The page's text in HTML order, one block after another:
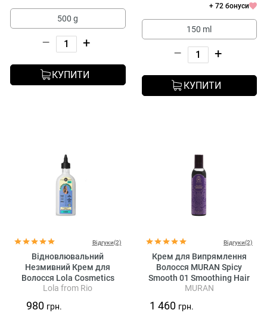
500 g
– +
КУПИТИ
+ 72 бонуси
150 ml
– +
КУПИТИ
Відгуки(2)
Відновлювальний
Незмивний Крем для
Волосся Lola Cosmetics
Danos Vorazes Leave In
Lola from Rio
980 грн.
Відгуки(2)
Крем для Випрямлення
Волосся MURAN Spicy
Smooth 01 Smoothing Hair
Cream
MURAN
1 460 грн.